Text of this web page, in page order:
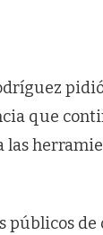
que
las
públicos